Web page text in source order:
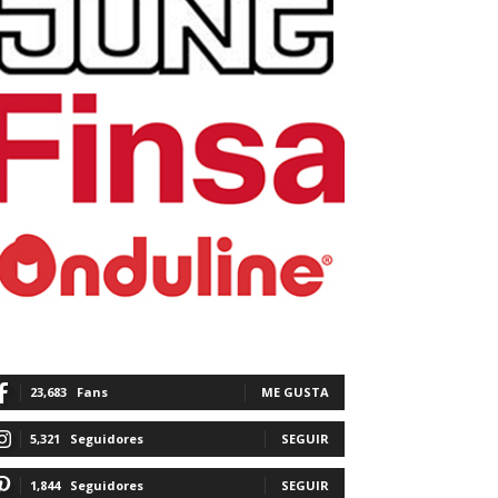
23,683 Fans ME GUSTA
5,321 Seguidores SEGUIR
1,844 Seguidores SEGUIR